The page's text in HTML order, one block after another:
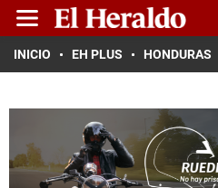
INICIO EH PLUS HONDURAS